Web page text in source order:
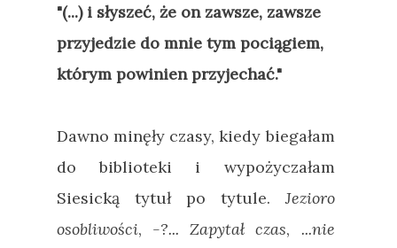
"(...) i słyszeć, że on zawsze, zawsze
przyjedzie do mnie tym pociągiem,
którym powinien przyjechać."
Dawno minęły czasy, kiedy biegałam
do biblioteki i wypożyczałam
Siesicką tytuł po tytule.Jezioro
osobliwości, -?... Zapytał czas, ...nie